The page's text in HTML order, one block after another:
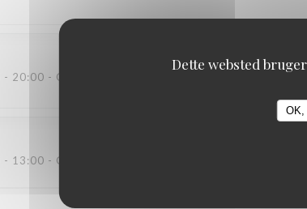
Dette websted
OK,
- 20:00 - GUESTS 2
- 13:00 - GUESTS 3